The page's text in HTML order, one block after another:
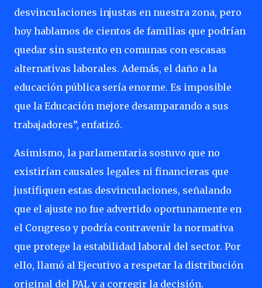
desvinculaciones injustas en nuestra zona, pero
hoy hablamos de cientos de familias que podrían
quedar sin sustento en comunas con escasas
alternativas laborales. Además, el daño a la
educación pública sería enorme. Es imposible
que la Educación mejore desamparando a sus
trabajadores”, enfatizó.
Asimismo, la parlamentaria sostuvo que no
existirían causales legales ni financieras que
justifiquen estas desvinculaciones, señalando
que el ajuste no fue advertido oportunamente en
el Congreso y podría contravenir la normativa
que protege la estabilidad laboral del sector. Por
ello, llamó al Ejecutivo a respetar la distribución
original del PAL y a corregir la decisión.